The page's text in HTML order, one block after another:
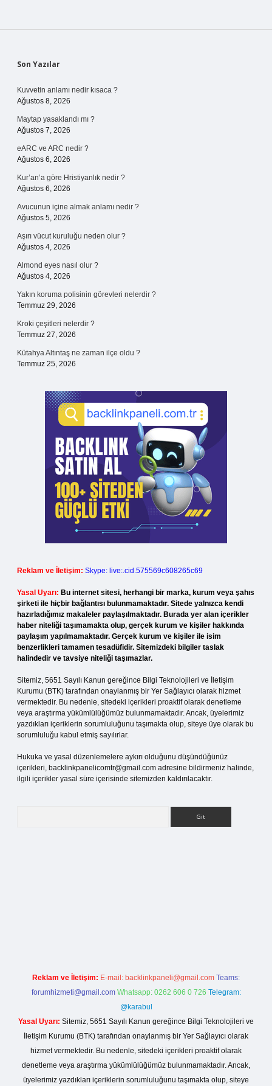
Sidebar
Son Yazılar
Kuvvetin anlamı nedir kısaca ?
Ağustos 8, 2026
Maytap yasaklandı mı ?
Ağustos 7, 2026
eARC ve ARC nedir ?
Ağustos 6, 2026
Kur’an’a göre Hristiyanlık nedir ?
Ağustos 6, 2026
Avucunun içine almak anlamı nedir ?
Ağustos 5, 2026
Aşırı vücut kuruluğu neden olur ?
Ağustos 4, 2026
Almond eyes nasıl olur ?
Ağustos 4, 2026
Yakın koruma polisinin görevleri nelerdir ?
Temmuz 29, 2026
Kroki çeşitleri nelerdir ?
Temmuz 27, 2026
Kütahya Altıntaş ne zaman ilçe oldu ?
Temmuz 25, 2026
Reklam ve İletişim: Skype: live:.cid.575569c608265c69
Yasal Uyarı: Bu internet sitesi, herhangi bir marka, kurum veya şahıs
şirketi ile hiçbir bağlantısı bulunmamaktadır. Sitede yalnızca kendi
hazırladığımız makaleler paylaşılmaktadır. Burada yer alan içerikler
haber niteliği taşımamakta olup, gerçek kurum ve kişiler hakkında
paylaşım yapılmamaktadır. Gerçek kurum ve kişiler ile isim
benzerlikleri tamamen tesadüfidir. Sitemizdeki bilgiler taslak
halindedir ve tavsiye niteliği taşımazlar.
Sitemiz, 5651 Sayılı Kanun gereğince Bilgi Teknolojileri ve İletişim
Kurumu (BTK) tarafından onaylanmış bir Yer Sağlayıcı olarak hizmet
vermektedir. Bu nedenle, sitedeki içerikleri proaktif olarak denetleme
veya araştırma yükümlülüğümüz bulunmamaktadır. Ancak, üyelerimiz
yazdıkları içeriklerin sorumluluğunu taşımakta olup, siteye üye olarak bu
sorumluluğu kabul etmiş sayılırlar.
Hukuka ve yasal düzenlemelere aykırı olduğunu düşündüğünüz
içerikleri, backlinkpanelicomtr@gmail.com adresine bildirmeniz halinde,
ilgili içerikler yasal süre içerisinde sitemizden kaldırılacaktır.
Reklam ve İletişim: E-mail: backlinkpaneli@gmail.com Teams:
forumhizmeti@gmail.com Whatsapp: 0262 606 0 726 Telegram:
@karabul
Yasal Uyarı: Sitemiz, 5651 Sayılı Kanun gereğince Bilgi Teknolojileri ve
İletişim Kurumu (BTK) tarafından onaylanmış bir Yer Sağlayıcı olarak
hizmet vermektedir. Bu nedenle, sitedeki içerikleri proaktif olarak
denetleme veya araştırma yükümlülüğümüz bulunmamaktadır. Ancak,
üyelerimiz yazdıkları içeriklerin sorumluluğunu taşımakta olup, siteye